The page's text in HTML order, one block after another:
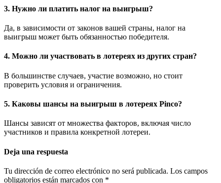
3. Нужно ли платить налог на выигрыш?
Да, в зависимости от законов вашей страны, налог на
выигрыш может быть обязанностью победителя.
4. Можно ли участвовать в лотереях из других стран?
В большинстве случаев, участие возможно, но стоит
проверить условия и ограничения.
5. Каковы шансы на выигрыш в лотереях Pinco?
Шансы зависят от множества факторов, включая число
участников и правила конкретной лотереи.
Deja una respuesta
Tu dirección de correo electrónico no será publicada. Los campos
obligatorios están marcados con *